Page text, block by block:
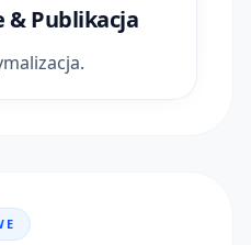
& Publikacja